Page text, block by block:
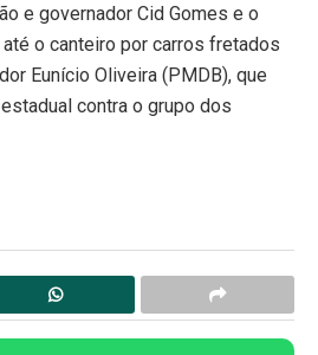
e governador Cid Gomes e o
o canteiro por carros fretados
Eunício Oliveira (PMDB), que
contra o grupo dos